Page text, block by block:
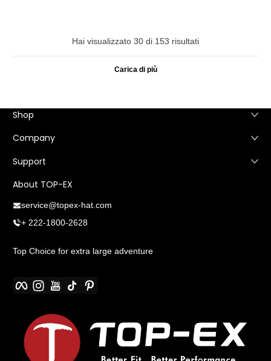
Hai visualizzato 30 di 153 risultati
Carica di più
Shop
Company
Support
About TOP-EX
service@topex-hat.com
+ 222-1800-2628
Top Choice for extra large adventure
FacebookInstagramYouTube
TikTok